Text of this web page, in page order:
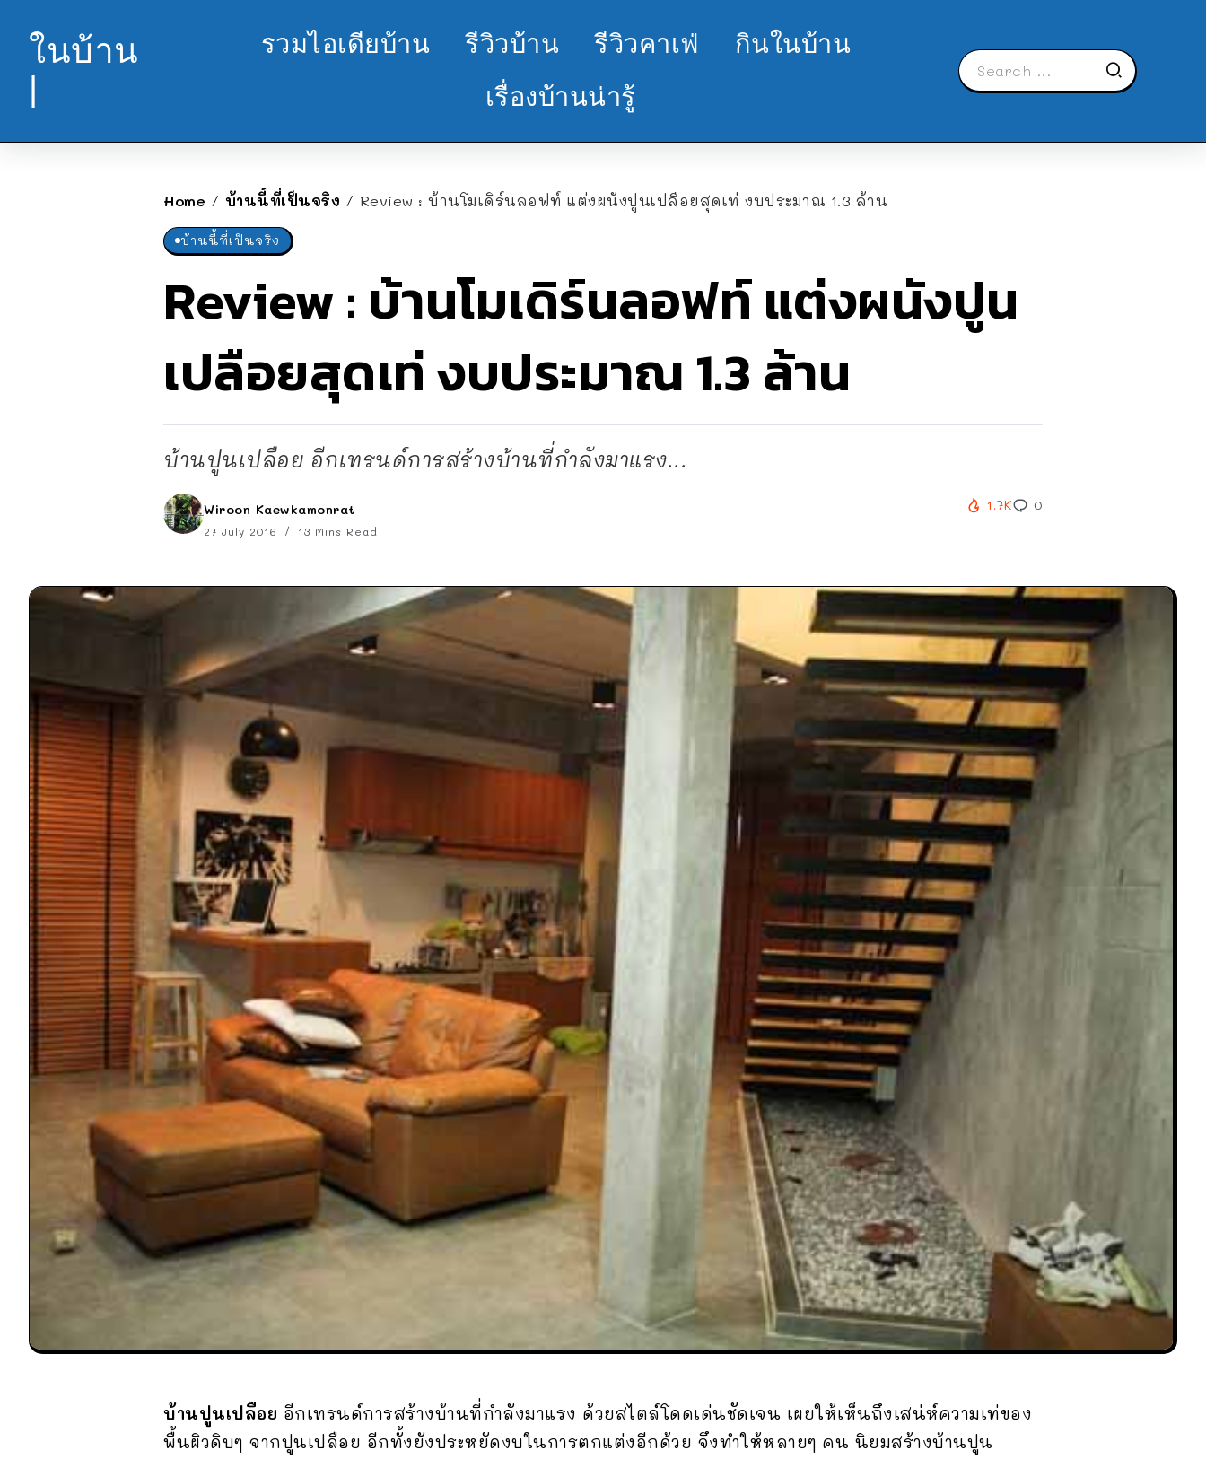
ในบ้าน
|
รวมไอเดียบ้าน รีวิวบ้าน รีวิวคาเฟ่
กินในบ้าน
เรื่องบ้านน่ารู้
Home / บ้านนี้ที่เป็นจริง / Review : บ้านโมเดิร์นลอฟท์ แต่งผนังปูนเปลือยสุดเท่ งบประมาณ 1.3 ล้าน
บ้านนี้ที่เป็นจริง
Review : บ้านโมเดิร์นลอฟท์ แต่งผนังปูน
เปลือยสุดเท่ งบประมาณ 1.3 ล้าน
บ้านปูนเปลือย อีกเทรนด์การสร้างบ้านที่กำลังมาแรง...
Wiroon Kaewkamonrat
27 July 2016 13 Mins Read
1.7K 0
บ้านปูนเปลือย อีกเทรนด์การสร้างบ้านที่กำลังมาแรง ด้วยสไตล์โดดเด่นชัดเจน เผยให้เห็นถึงเสน่ห์ความเท่ของ
พื้นผิวดิบๆ จากปูนเปลือย อีกทั้งยังประหยัดงบในการตกแต่งอีกด้วย จึงทำให้หลายๆ คน นิยมสร้างบ้านปูน